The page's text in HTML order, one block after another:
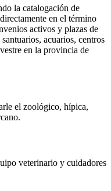
la catalogación de
en el término
activos y plazas de
acuarios, centros
en la provincia de
el zoológico, hípica,
veterinario y cuidadores